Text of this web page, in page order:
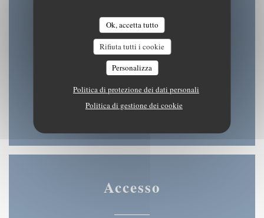
Ok, accetta tutto
Rifiuta tutti i cookie
Personalizza
Politica di protezione dei dati personali
Politica di gestione dei cookie
Gio-Ven
08:30 - 15:30 • 18:30 - 22:00
Sab-Dom
Chiuso
Accesso